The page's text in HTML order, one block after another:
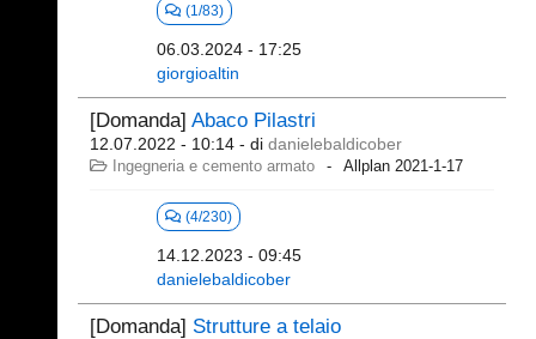
(1/83)
06.03.2024 - 17:25
giorgioaltin
[Domanda] Abaco Pilastri
12.07.2022 - 10:14 - di danielebaldicober
Ingegneria e cemento armato Allplan 2021-1-17
(4/230)
14.12.2023 - 09:45
danielebaldicober
[Domanda] Strutture a telaio